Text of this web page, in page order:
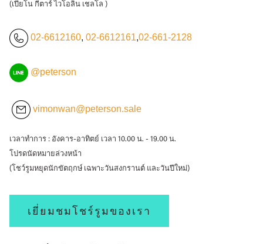
(เปียโน กีตาร์ ไวโอลิน เชลโล )
02-6612160, 02-6612161,02-661-2128
@peterson
vimonwan@peterson.sale
เวลาทำการ : อังคาร-อาทิตย์ เวลา 10.00 น. - 19.00 น.
โปรดนัดหมายล่วงหน้า
(โชว์รูมหยุดนักขัตฤกษ์ เฉพาะวันสงกรานต์ และวันปีใหม่)
เยี่ยมชมโชร์รูมของเรา